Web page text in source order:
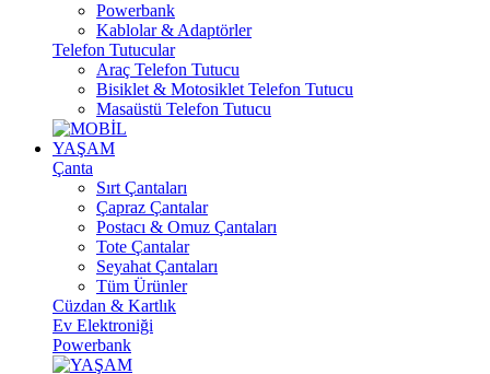
Powerbank
Kablolar & Adaptörler
Telefon Tutucular
Araç Telefon Tutucu
Bisiklet & Motosiklet Telefon Tutucu
Masaüstü Telefon Tutucu
YAŞAM
Çanta
Sırt Çantaları
Çapraz Çantalar
Postacı & Omuz Çantaları
Tote Çantalar
Seyahat Çantaları
Tüm Ürünler
Cüzdan & Kartlık
Ev Elektroniği
Powerbank